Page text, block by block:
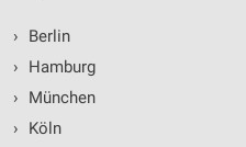
›
Berlin
›
Hamburg
›
München
›
Köln